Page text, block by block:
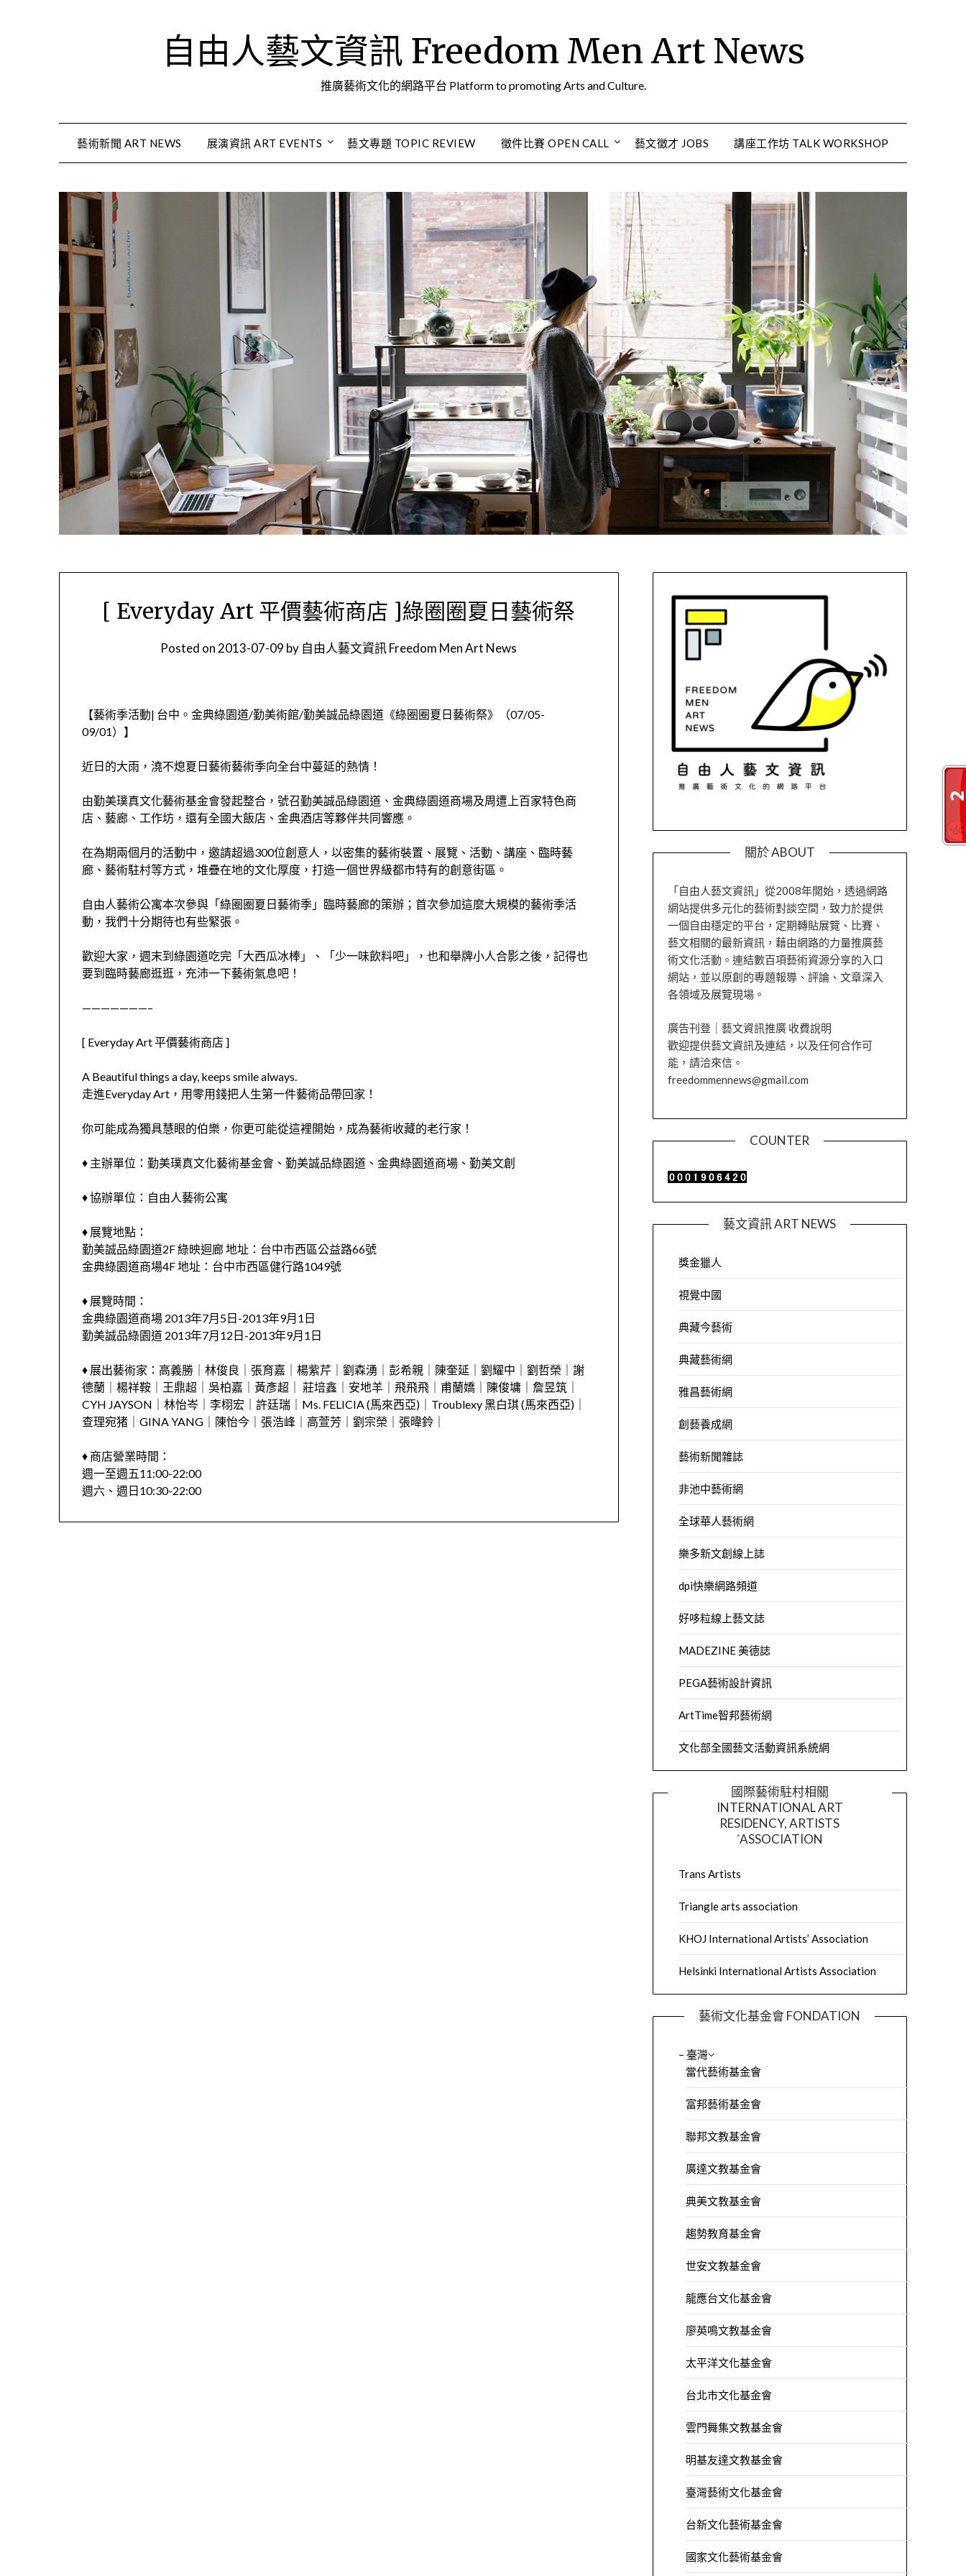
自由人藝文資訊 Freedom Men Art News
推廣藝術文化的網路平台 Platform to promoting Arts and Culture.
藝術新聞 ART NEWS 展演資訊 ART EVENTS 藝文專題 TOPIC REVIEW 徵件比賽 OPEN CALL 藝文徵才 JOBS 講座工作坊 TALK WORKSHOP
[ Everyday Art 平價藝術商店 ]綠圈圈夏日藝術祭
Posted on2013-07-09 by 自由人藝文資訊 Freedom Men Art News
【藝術季活動| 台中。金典綠園道/勤美術館/勤美誠品綠園道《綠圈圈夏日藝術祭》（07/05-
09/01）】
近日的大雨，澆不熄夏日藝術藝術季向全台中蔓延的熱情！
由勤美璞真文化藝術基金會發起整合，號召勤美誠品綠園道、金典綠園道商場及周遭上百家特色商
店、藝廊、工作坊，還有全國大飯店、金典酒店等夥伴共同響應。
在為期兩個月的活動中，邀請超過300位創意人，以密集的藝術裝置、展覽、活動、講座、臨時藝
廊、藝術駐村等方式，堆疊在地的文化厚度，打造一個世界級都市特有的創意街區。
自由人藝術公寓本次參與「綠圈圈夏日藝術季」臨時藝廊的策辦；首次參加這麼大規模的藝術季活
動，我們十分期待也有些緊張。
歡迎大家，週末到綠園道吃完「大西瓜冰棒」、「少一味飲料吧」，也和舉牌小人合影之後，記得也
要到臨時藝廊逛逛，充沛一下藝術氣息吧！
———————–
[ Everyday Art 平價藝術商店 ]
A Beautiful things a day, keeps smile always.
走進Everyday Art，用零用錢把人生第一件藝術品帶回家！
你可能成為獨具慧眼的伯樂，你更可能從這裡開始，成為藝術收藏的老行家！
♦ 主辦單位：勤美璞真文化藝術基金會、勤美誠品綠園道、金典綠園道商場、勤美文創
♦ 協辦單位：自由人藝術公寓
♦ 展覽地點：
勤美誠品綠園道2F 綠映迴廊 地址：台中市西區公益路66號
金典綠園道商場4F 地址：台中市西區健行路1049號
♦ 展覽時間：
金典綠園道商場 2013年7月5日-2013年9月1日
勤美誠品綠園道 2013年7月12日-2013年9月1日
♦ 展出藝術家：高義勝｜林俊良｜張育嘉｜楊紫芹｜劉森湧｜彭希親｜陳奎延｜劉耀中｜劉哲榮｜謝
德蘭｜楊祥鞍｜王鼎超｜吳柏嘉｜黃彥超｜ 莊培鑫｜安地羊｜飛飛飛｜甫蘭嬌｜陳俊墉｜詹昱筑｜
CYH JAYSON｜林怡岑｜李栩宏｜許廷瑞｜Ms. FELICIA (馬來西亞)｜Troublexy 黑白琪 (馬來西亞)｜
查理宛猪｜GINA YANG｜陳怡今｜張浩峰｜高萱芳｜劉宗榮｜張暐鈴｜
♦ 商店營業時間：
週一至週五11:00-22:00
週六、週日10:30-22:00
關於 ABOUT
「自由人藝文資訊」從2008年開始，透過網路
網站提供多元化的藝術對談空間，致力於提供
一個自由穩定的平台，定期轉貼展覽、比賽、
藝文相關的最新資訊，藉由網路的力量推廣藝
術文化活動。連結數百項藝術資源分享的入口
網站，並以原創的專題報導、評論、文章深入
各領域及展覽現場。
廣告刊登｜藝文資訊推廣 收費說明
歡迎提供藝文資訊及連結，以及任何合作可
能，請洽來信。
freedommennews@gmail.com
COUNTER
藝文資訊 ART NEWS
獎金獵人
視覺中國
典藏今藝術
典藏藝術網
雅昌藝術網
創藝養成網
藝術新聞雜誌
非池中藝術網
全球華人藝術網
樂多新文創線上誌
dpi快樂網路頻道
好哆粒線上藝文誌
MADEZINE 美德誌
PEGA藝術設計資訊
ArtTime智邦藝術網
文化部全國藝文活動資訊系統網
國際藝術駐村相關
INTERNATIONAL ART
RESIDENCY, ARTISTS
´ASSOCIATION
Trans Artists
Triangle arts association
KHOJ International Artists’ Association
Helsinki International Artists Association
藝術文化基金會 FONDATION
– 臺灣
當代藝術基金會
富邦藝術基金會
聯邦文教基金會
廣達文教基金會
典美文教基金會
趨勢教育基金會
世安文教基金會
龍應台文化基金會
廖英鳴文教基金會
太平洋文化基金會
台北市文化基金會
雲門舞集文教基金會
明基友達文教基金會
臺灣藝術文化基金會
台新文化藝術基金會
國家文化藝術基金會